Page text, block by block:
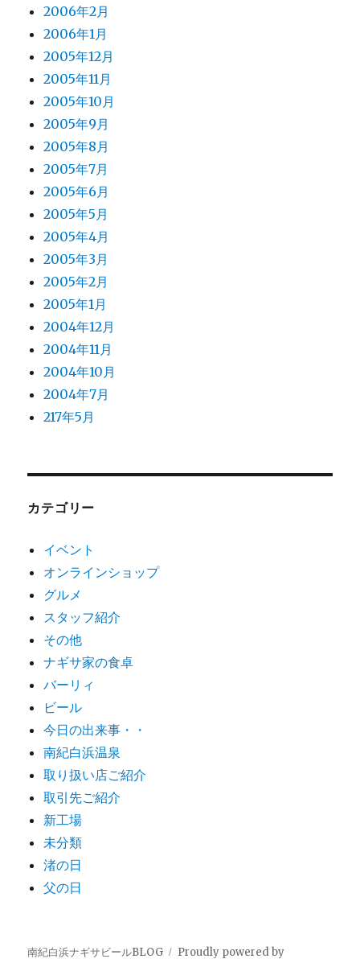
2006年2月
2006年1月
2005年12月
2005年11月
2005年10月
2005年9月
2005年8月
2005年7月
2005年6月
2005年5月
2005年4月
2005年3月
2005年2月
2005年1月
2004年12月
2004年11月
2004年10月
2004年7月
217年5月
カテゴリー
イベント
オンラインショップ
グルメ
スタッフ紹介
その他
ナギサ家の食卓
バーリィ
ビール
今日の出来事・・
南紀白浜温泉
取り扱い店ご紹介
取引先ご紹介
新工場
未分類
渚の日
父の日
南紀白浜ナギサビールBLOG Proudly powered by